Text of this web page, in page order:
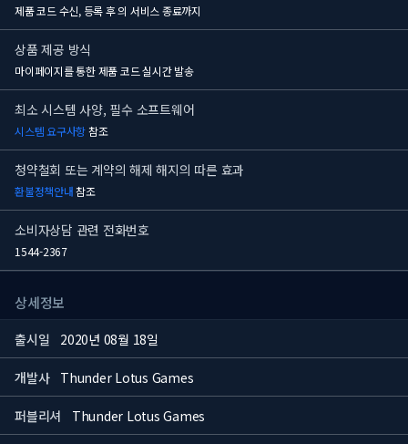
제품 코드 수신, 등록 후의 서비스 종료까지
상품 제공 방식
마이페이지를 통한 제품 코드 실시간 발송
최소 시스템 사양, 필수 소프트웨어
시스템 요구사항참조
청약철회 또는 계약의 해제 해지의 따른 효과
환불정책안내참조
소비자상담 관련 전화번호
1544-2367
상세정보
출시일 2020년 08월 18일
개발사 Thunder Lotus Games
퍼블리셔 Thunder Lotus Games